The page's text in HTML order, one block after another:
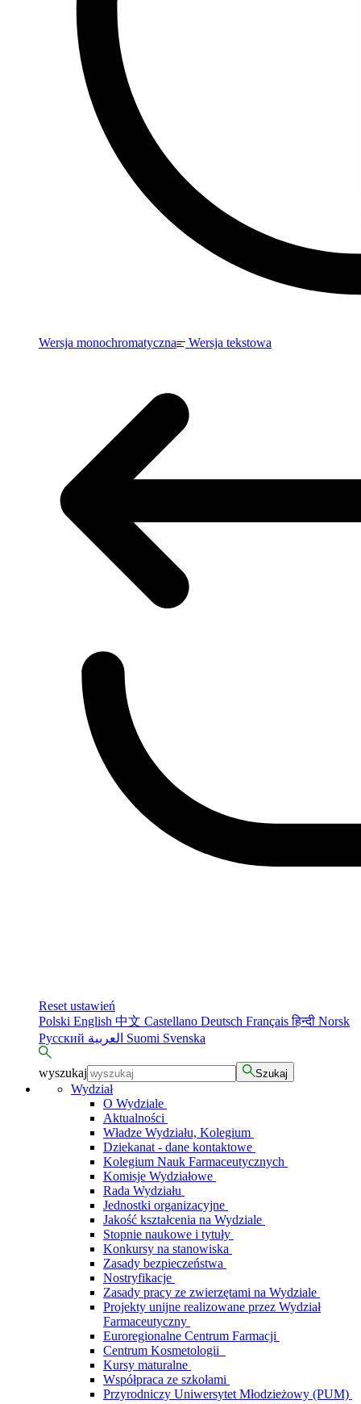
Wersja monochromatyczna Wersja tekstowa
Reset ustawień
Polski English 中文 Castellano Deutsch Françaisहिन्दी Norsk
Русский
Suomi Svenska
wyszukaj Szukaj
Wydział
O Wydziale
Aktualności
Władze Wydziału, Kolegium
Dziekanat - dane kontaktowe
Kolegium Nauk Farmaceutycznych
Komisje Wydziałowe
Rada Wydziału
Jednostki organizacyjne
Jakość kształcenia na Wydziale
Stopnie naukowe i tytuły
Konkursy na stanowiska
Zasady bezpieczeństwa
Nostryfikacje
Zasady pracy ze zwierzętami na Wydziale
Projekty unijne realizowane przez Wydział
Farmaceutyczny
Euroregionalne Centrum Farmacji
Centrum Kosmetologii
Kursy maturalne
Współpraca ze szkołami
Przyrodniczy Uniwersytet Młodzieżowy (PUM)